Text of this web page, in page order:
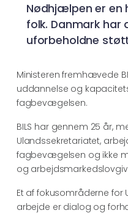
Nødhjælpen er
folk. Danmark har
uforbeholdne
Ministeren fremhævede
uddannelse og
fagbevægelsen.
BILS har gennem 25 år,
Ulandssekretariatet,
fagbevægelsen og ikke
og
Et af fokusområderne for
arbejde er dialog og